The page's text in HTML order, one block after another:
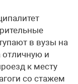
в вузы на
отличную и
к месту
со стажем